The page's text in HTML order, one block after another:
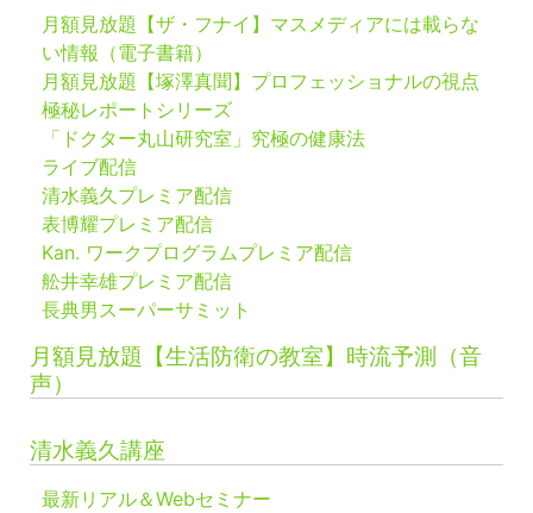
月額見放題【ザ・フナイ】マスメディアには載らな
い情報（電子書籍）
月額見放題【塚澤真聞】プロフェッショナルの視点
極秘レポートシリーズ
「ドクター丸山研究室」究極の健康法
ライブ配信
清水義久プレミア配信
表博耀プレミア配信
Kan. ワークプログラムプレミア配信
舩井幸雄プレミア配信
長典男スーパーサミット
月額見放題【生活防衛の教室】時流予測（音
声）
清水義久講座
最新リアル＆Webセミナー